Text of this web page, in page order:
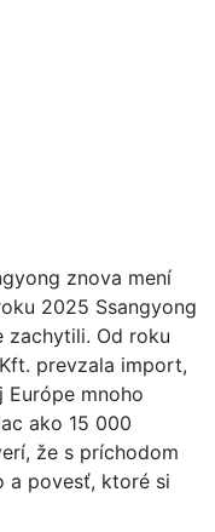
znova mení
2025 Ssangyong
zachytili. Od roku
prevzala import,
Európe mnoho
ako 15 000
že s príchodom
a povesť, ktoré si